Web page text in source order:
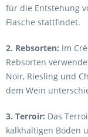
für die Entstehung
Flasche stattfindet.
2. Rebsorten: Im
Rebsorten
Noir, Riesling und
dem Wein
3. Terroir: Das
kalkhaltigen Böden